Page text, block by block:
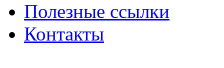
Полезные ссылки
Контакты